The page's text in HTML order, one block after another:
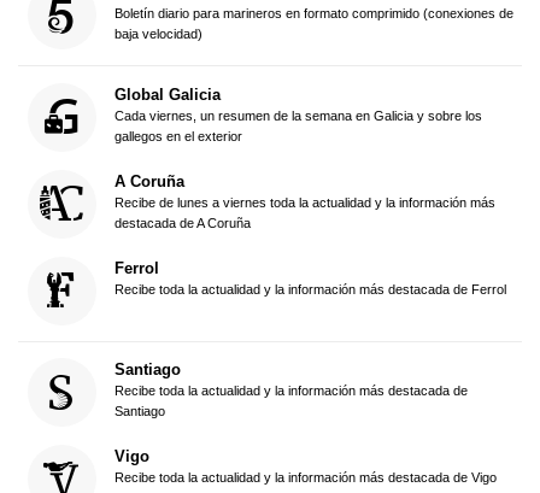
Boletín diario para marineros en formato comprimido (conexiones de
baja velocidad)
Global Galicia
Cada viernes, un resumen de la semana en Galicia y sobre los
gallegos en el exterior
A Coruña
Recibe de lunes a viernes toda la actualidad y la información más
destacada de A Coruña
Ferrol
Recibe toda la actualidad y la información más destacada de Ferrol
Santiago
Recibe toda la actualidad y la información más destacada de
Santiago
Vigo
Recibe toda la actualidad y la información más destacada de Vigo